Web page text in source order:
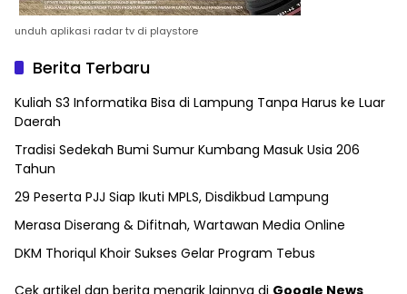
unduh aplikasi radar tv di playstore
Berita Terbaru
Kuliah S3 Informatika Bisa di Lampung Tanpa Harus ke Luar
Daerah
Tradisi Sedekah Bumi Sumur Kumbang Masuk Usia 206
Tahun
29 Peserta PJJ Siap Ikuti MPLS, Disdikbud Lampung
Merasa Diserang & Difitnah, Wartawan Media Online
DKM Thoriqul Khoir Sukses Gelar Program Tebus
Cek artikel dan berita menarik lainnya di Google News